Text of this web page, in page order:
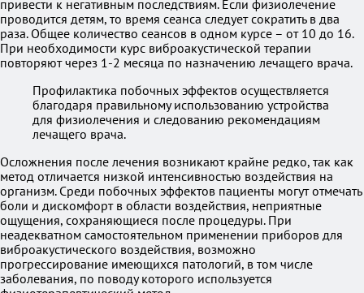
привести к негативным последствиям. Если физиолечение
проводится детям, то время сеанса следует сократить в два
раза. Общее количество сеансов в одном курсе – от 10 до 16.
При необходимости курс виброакустической терапии
повторяют через 1-2 месяца по назначению лечащего врача.
Профилактика побочных эффектов осуществляется
благодаря правильному использованию устройства
для физиолечения и следованию рекомендациям
лечащего врача.
Осложнения после лечения возникают крайне редко, так как
метод отличается низкой интенсивностью воздействия на
организм. Среди побочных эффектов пациенты могут отмечать
боли и дискомфорт в области воздействия, неприятные
ощущения, сохраняющиеся после процедуры. При
неадекватном самостоятельном применении приборов для
виброакустического воздействия, возможно
прогрессирование имеющихся патологий, в том числе
заболевания, по поводу которого используется